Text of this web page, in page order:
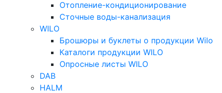
Отопление-кондиционирование
Сточные воды-канализация
WILO
Брошюры и буклеты о продукции Wilo
Каталоги продукции WILO
Опросные листы WILO
DAB
HALM